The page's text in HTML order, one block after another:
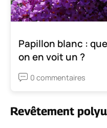
Papillon blanc :
on en voit un ?
0 commentaires
Revêtement